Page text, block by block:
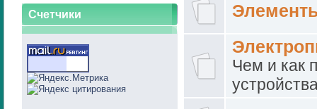
Счетчики
Чем и как